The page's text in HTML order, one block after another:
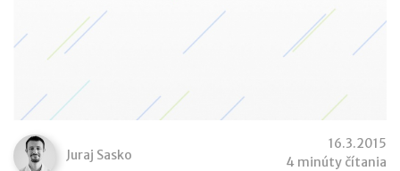
Juraj Sasko
16.3.2015
4 minúty čítania